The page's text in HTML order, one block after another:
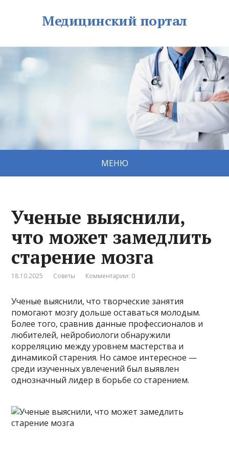
Медицинский портал
МЕНЮ
Ученые выяснили,
что может замедлить
старение мозга
18.10.2025 Советы Комментарии: 0
Ученые выяснили, что творческие занятия
помогают мозгу дольше оставаться молодым.
Более того, сравнив данные профессионалов и
любителей, нейробиологи обнаружили
корреляцию между уровнем мастерства и
динамикой старения. Но самое интересное —
среди изученных увлечений был выявлен
однозначный лидер в борьбе со старением.